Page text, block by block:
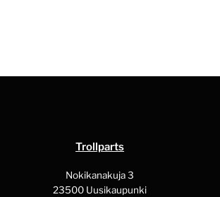
Trollparts
Nokikanakuja 3
23500 Uusikaupunki